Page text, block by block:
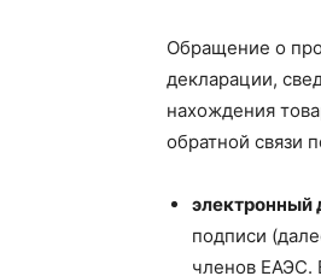
Обращение о
декларации,
нахождения
обратной связи
электронный
подписи
членов ЕАЭС.